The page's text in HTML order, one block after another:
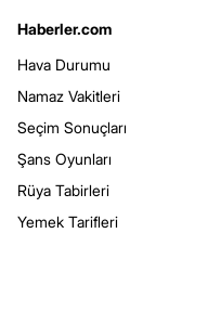
Haberler.com
Hava Durumu
Namaz Vakitleri
Seçim Sonuçları
Şans Oyunları
Rüya Tabirleri
Yemek Tarifleri